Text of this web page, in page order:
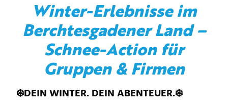
Winter-Erlebnisse im
Berchtesgadener Land –
Schnee-Action für
Gruppen & Firmen
❄️DEIN WINTER. DEIN ABENTEUER.❄️